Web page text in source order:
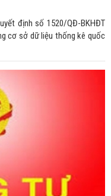
định số 1520/QĐ-BKHĐT
cơ sở dữ liệu thống kê quốc